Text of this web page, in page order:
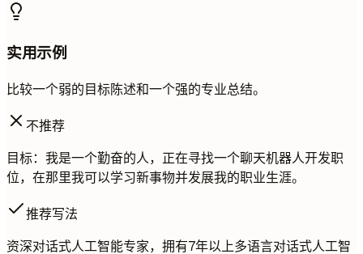
实用示例
比较一个弱的目标陈述和一个强的专业总结。
不推荐
目标：我是一个勤奋的人，正在寻找一个聊天机器人开发职
位，在那里我可以学习新事物并发展我的职业生涯。
推荐写法
资深对话式人工智能专家，拥有7年以上多语言对话式人工智